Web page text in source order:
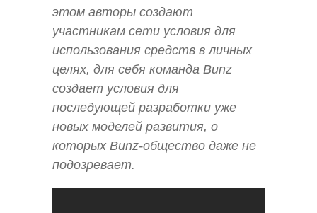
этом авторы создают
участникам сети условия для
использования средств в личных
целях, для себя команда Bunz
создает условия для
последующей разработки уже
новых моделей развития, о
которых Bunz-общество даже не
подозревает.